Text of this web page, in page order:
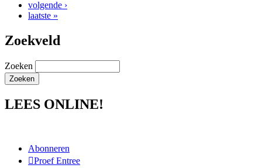
volgende ›
laatste »
Zoekveld
Zoeken
LEES ONLINE!
Abonneren
Proef Entree